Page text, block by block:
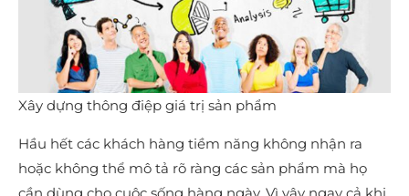
Xây dựng thông điệp giá trị sản phẩm
Hầu hết các khách hàng tiềm năng không nhận ra
hoặc không thể mô tả rõ ràng các sản phẩm mà họ